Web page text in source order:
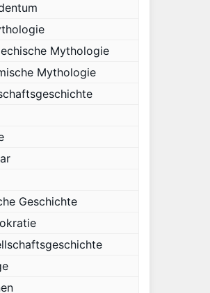
Mythologie
Mythologie
Geschichte